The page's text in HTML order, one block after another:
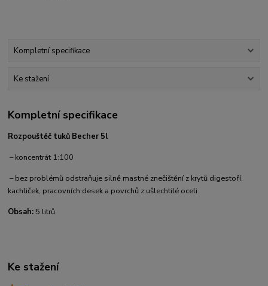
Kompletní specifikace
Ke stažení
Kompletní specifikace
Rozpouštěč tuků Becher 5l
– koncentrát 1:100
– bez problémů odstraňuje silně mastné znečištění z krytů digestoří,
kachliček, pracovních desek a povrchů z ušlechtilé oceli
Obsah: 5 litrů
Ke stažení